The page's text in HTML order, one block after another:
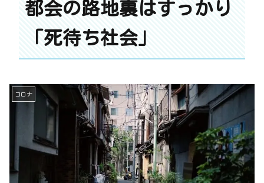
都会の路地裏はすっかり
「死待ち社会」
コロナ